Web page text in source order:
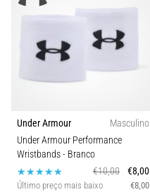
ou
Quais
7 minutos lendo
Fascite
Plantar:
Sintomas,
Under Armour
Masculino
Under Armour Performance
Wristbands- Branco
€10,00
€8,00
Último preço mais baixo €8,00